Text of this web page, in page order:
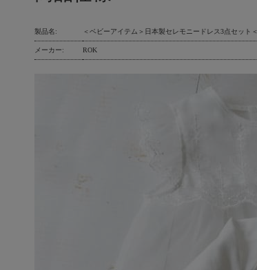
製品名: ＜ベビーアイテム＞日本製セレモニードレス3点セッ
メーカー: ROK